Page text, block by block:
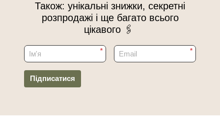
Також: унікальні знижки, секретні
розпродажі і ще багато всього
цікавого 🖇
* *
Підписатися